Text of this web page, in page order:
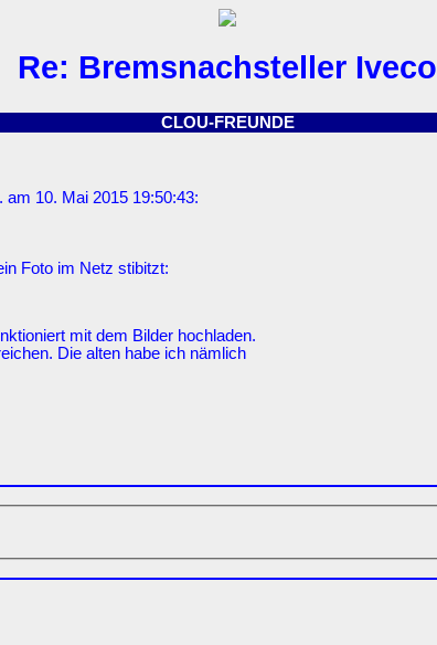
Re: Bremsnachsteller Iveco
CLOU-FREUNDE
10. Mai 2015 19:50:43:
Foto im Netz stibitzt:
mit dem Bilder hochladen.
Die alten habe ich nämlich